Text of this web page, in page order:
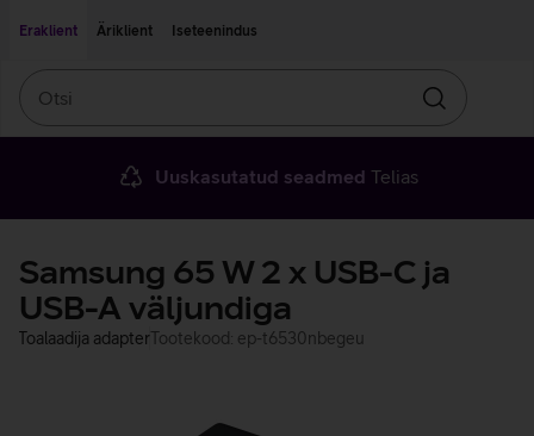
Eraklient
Äriklient Iseteenindus
Otsin
Uuskasutatud seadmed Telias
Samsung 65 W 2 x USB-C ja
USB-A väljundiga
Toalaadija adapterTootekood: ep-t6530nbegeu